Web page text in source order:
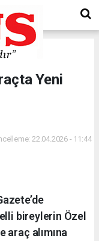
Yeni
22.04.2026 - 11:44
bireylerin Özel
araç alımına